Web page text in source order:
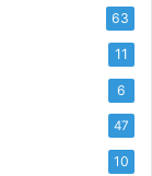
63
11
6
47
10